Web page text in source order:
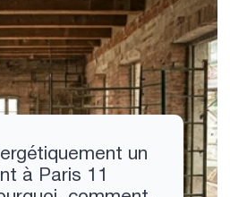
un
à Paris 11